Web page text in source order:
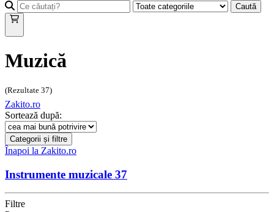
Caută
Muzică
(Rezultate 37)
Zakito.ro
Sortează după:
Categorii și filtre
Înapoi la Zakito.ro
Instrumente muzicale 37
Filtre